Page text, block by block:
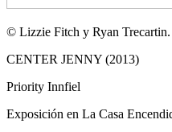
© Lizzie Fitch y Ryan Trecartin.
CENTER JENNY (2013)
Priority Innfiel
Exposición en La Casa